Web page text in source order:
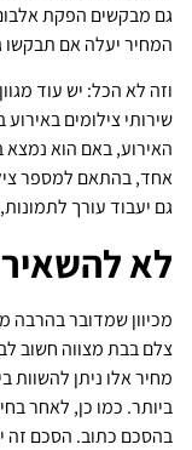
גם מבקשים הפקת
המחיר יעלה אם תבקשו
וזה לא הכל: יש עוד
שירותי צילומים
האירוע, באם הוא נמצא
אחד, בהתאם למספר
גם יעבוד עורך
לא
מכיוון שמדובר בהרבה
צלם בבת מצווה חשוב
מחיר אלו ניתן
ביותר. כמו כן, לאחר
בהסכם כתוב. הסכם זה